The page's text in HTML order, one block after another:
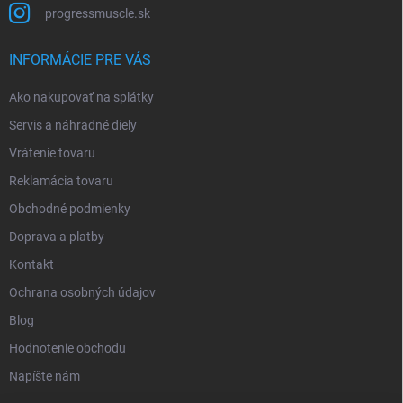
progressmuscle.sk
INFORMÁCIE PRE VÁS
Ako nakupovať na splátky
Servis a náhradné diely
Vrátenie tovaru
Reklamácia tovaru
Obchodné podmienky
Doprava a platby
Kontakt
Ochrana osobných údajov
Blog
Hodnotenie obchodu
Napíšte nám